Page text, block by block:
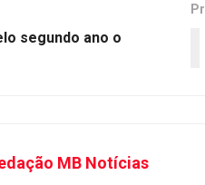
segundo ano o
MB Notícias